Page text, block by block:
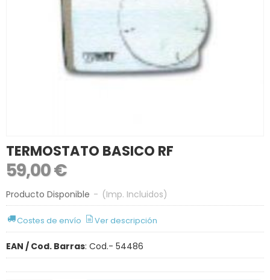
TERMOSTATO BASICO RF
59,00 €
Producto Disponible - (Imp. Incluidos)
Costes de envío Ver descripción
EAN / Cod. Barras: Cod.- 54486